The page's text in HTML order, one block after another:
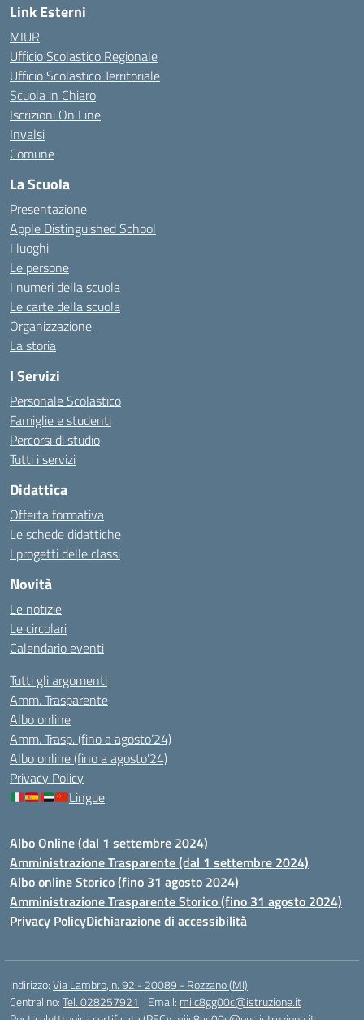
Link Esterni
MIUR
Ufficio Scolastico Regionale
Ufficio Scolastico Territoriale
Scuola in Chiaro
Iscrizioni On Line
Invalsi
Comune
La Scuola
Presentazione
Apple Distinguished School
I luoghi
Le persone
I numeri della scuola
Le carte della scuola
Organizzazione
La storia
I Servizi
Personale Scolastico
Famiglie e studenti
Percorsi di studio
Tutti i servizi
Didattica
Offerta formativa
Le schede didattiche
I progetti delle classi
Novità
Le notizie
Le circolari
Calendario eventi
Tutti gli argomenti
Amm. Trasparente
Albo online
Amm. Trasp. (fino a agosto’24)
Albo online (fino a agosto’24)
Privacy Policy
Lingue
Albo Online (dal 1 settembre 2024)
Amministrazione Trasparente (dal 1 settembre 2024)
Albo online Storico (fino 31 agosto 2024)
Amministrazione Trasparente Storico (fino 31 agosto 2024)
Privacy PolicyDichiarazione di accessibilità
Indirizzo:Via Lambro, n. 92 - 20089 - Rozzano (MI)
Centralino:Tel. 028257921 Email: miic8gg00c@istruzione.it